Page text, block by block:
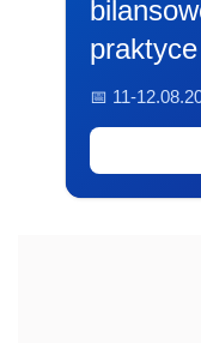
praktyce
📅 11-